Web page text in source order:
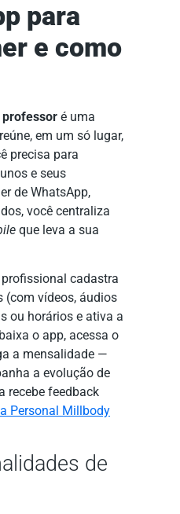
para
e como
é uma
em um só lugar,
precisa para
e seus
de WhatsApp,
você centraliza
que leva a sua
cadastra
(com vídeos, áudios
ou horários e ativa a
o app, acessa o
a mensalidade —
a evolução de
recebe feedback
Personal Millbody
de